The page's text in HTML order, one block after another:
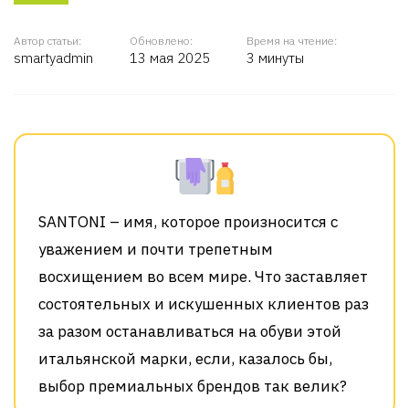
Автор статьи:
smartyadmin
Обновлено:
13 мая 2025
Время на чтение:
3 минуты
SANTONI – имя, которое произносится с
уважением и почти трепетным
восхищением во всем мире. Что заставляет
состоятельных и искушенных клиентов раз
за разом останавливаться на обуви этой
итальянской марки, если, казалось бы,
выбор премиальных брендов так велик?